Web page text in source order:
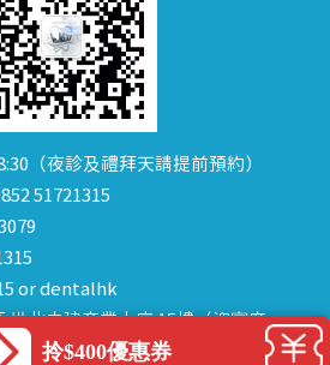
（夜診及禮拜天請提前預約）
51721315
or dentalhk
拱北中建商業大廈 15樓（迎賓廣
8分鐘直達
拎$400優惠券